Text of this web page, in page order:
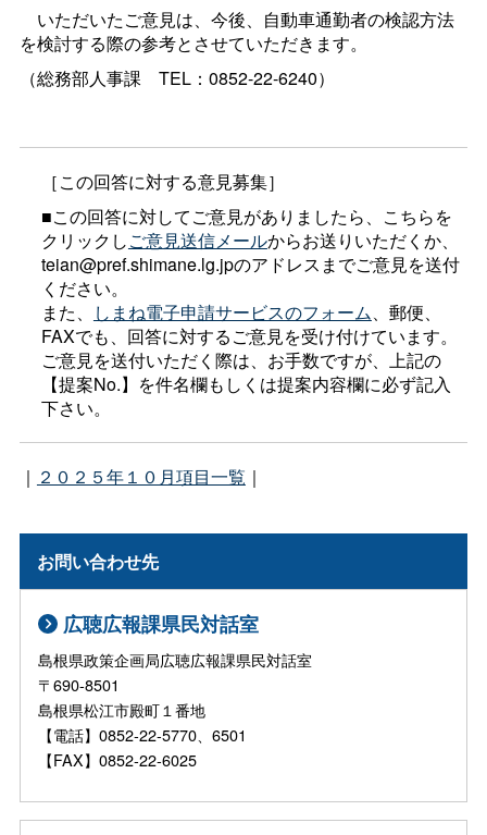
いただいたご意見は、今後、自動車通勤者の検認方法
を検討する際の参考とさせていただきます。
（総務部人事課 TEL：0852-22-6240）
［この回答に対する意見募集］
■この回答に対してご意見がありましたら、こちらを
クリックしご意見送信メールからお送りいただくか、
teian@pref.shimane.lg.jpのアドレスまでご意見を送付
ください。
また、
しまね電子申請サービスのフォーム、郵便、
FAXでも、回答に対するご意見を受け付けています。
ご意見を送付いただく際は、お手数ですが、上記の
【提案No.】を件名欄もしくは提案内容欄に必ず記入
下さい。
｜ ２０２５年１０月項目一覧 ｜
お問い合わせ先
広聴広報課県民対話室
島根県政策企画局広聴広報課県民対話室
〒690-8501
島根県松江市殿町１番地
【電話】0852-22-5770、6501
【FAX】0852-22-6025